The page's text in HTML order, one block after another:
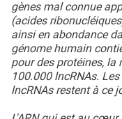
gènes mal connue
(acides
ainsi en abondance
génome humain
pour des protéines, la
100.000 lncRNAs.
lncRNAs restent à ce